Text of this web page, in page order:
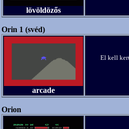
lövöldözős
Orin 1 (svéd)
arcade
El kell
Orion